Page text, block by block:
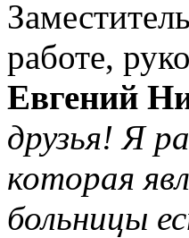
работе,
Евгений
друзья! Я
которая
больницы